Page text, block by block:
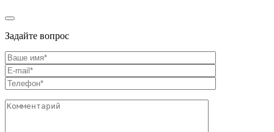
Задайте вопрос